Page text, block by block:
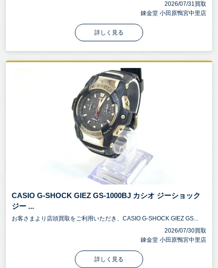
2026/07/31買取
錬金堂 小田原鴨宮中里店
詳しく見る
CASIO G-SHOCK GIEZ GS-1000BJ カシオ ジーショック
ジー ...
お客さまより店頭買取をご利用いただき、CASIO G-SHOCK GIEZ GS...
2026/07/30買取
錬金堂 小田原鴨宮中里店
詳しく見る